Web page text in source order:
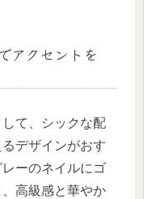
アクセントを
て、シックな配
デザインがおす
ーのネイルにゴ
高級感と華やか